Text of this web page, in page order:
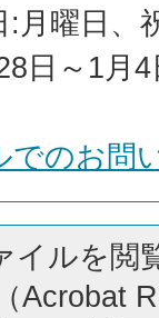
:月曜日、
日～1月4
でのお問
イルを閲
Acrobat